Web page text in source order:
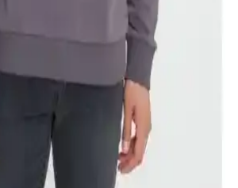
Erkek Lila Slim Fit Dar Kesim
Yaka Tişört
lila slim fit dar kesim %100 pamuk bisiklet
bir arada sunar, günlük ve özel
bir tercih.
DeFacto Erkek Sweatshirtleri
Kalite ve Kullanım